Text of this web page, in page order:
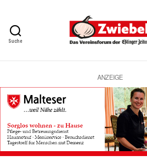
Suche
Vereinsforum
Eßlinger
Zeitung
ANZEIGE